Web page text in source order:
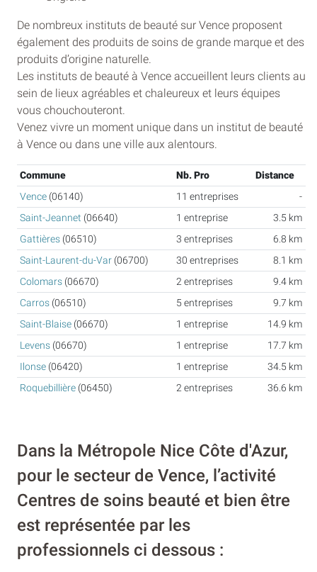
De nombreux instituts de beauté sur Vence proposent
également des produits de soins de grande marque et des
produits d’origine naturelle.
Les instituts de beauté à Vence accueillent leurs clients au
sein de lieux agréables et chaleureux et leurs équipes
vous chouchouteront.
Venez vivre un moment unique dans un institut de beauté
à Vence ou dans une ville aux alentours.
Commune Nb. Pro
Distance
Vence (06140) 11 entreprises
-
Saint-Jeannet (06640) 1 entreprise
3.5 km
Gattières (06510) 3 entreprises
6.8 km
Saint-Laurent-du-Var (06700) 30 entreprises
8.1 km
Colomars (06670) 2 entreprises
9.4 km
Carros (06510) 5 entreprises
9.7 km
Saint-Blaise (06670) 1 entreprise
14.9 km
Levens (06670) 1 entreprise
17.7 km
Ilonse (06420) 1 entreprise
34.5 km
Roquebillière (06450) 2 entreprises 36.6 km
Dans la Métropole Nice Côte d'Azur,
pour le secteur de Vence, l’activité
Centres de soins beauté et bien être
est représentée par les
professionnels ci dessous :